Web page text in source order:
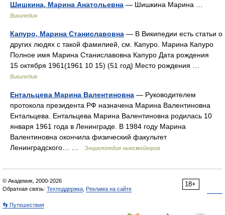
Шишкина, Марина Анатольевна — Шишкина Марина …
Википедия
Капуро, Марина Станиславовна — В Википедии есть статьи о
других людях с такой фамилией, см. Капуро. Марина Капуро
Полное имя Марина Станиславовна Капуро Дата рождения
15 октября 1961(1961 10 15) (51 год) Место рождения …
Википедия
Ентальцева Марина Валентиновна — Руководителем
протокола президента РФ назначена Марина Валентиновна
Ентальцева. Ентальцева Марина Валентиновна родилась 10
января 1961 года в Ленинграде. В 1984 году Марина
Валентиновна окончила физический факультет
Ленинградского… …
Энциклопедия ньюсмейкеров
18+
© Академик, 2000-2026
Обратная связь: Техподдержка Реклама на сайте
👣 Путешествия